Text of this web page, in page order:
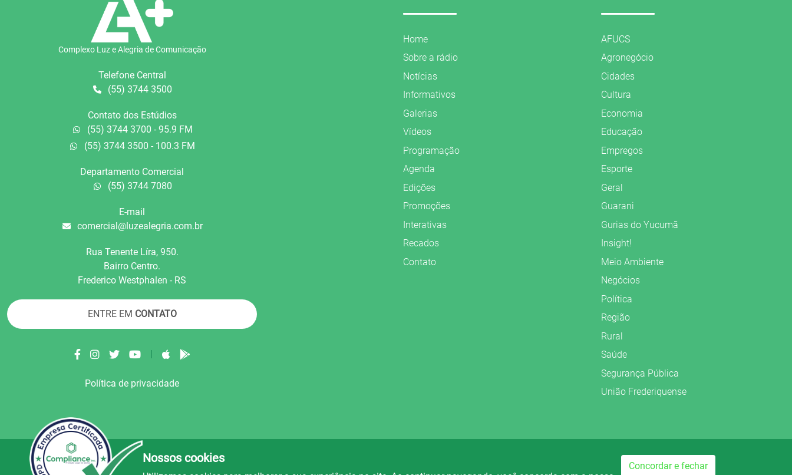
Complexo Luz e Alegria de Comunicação
Telefone Central
(55) 3744 3500
Contato dos Estúdios
(55) 3744 3700 - 95.9 FM
(55) 3744 3500 - 100.3 FM
Departamento Comercial
(55) 3744 7080
E-mail
comercial@luzealegria.com.br
Rua Tenente Líra, 950.
Bairro Centro.
Frederico Westphalen - RS
ENTRE EM CONTATO
|
Política de privacidade
Home
Sobre a rádio
Notícias
Informativos
Galerias
Vídeos
Programação
Agenda
Edições
Promoções
Interativas
Recados
Contato
AFUCS
Agronegócio
Cidades
Cultura
Economia
Educação
Empregos
Esporte
Geral
Guarani
Gurias do Yucumã
Insight!
Meio Ambiente
Negócios
Política
Região
Rural
Saúde
Segurança Pública
União Frederiquense
© Copyright 2022.LA+.Todos os direitos reservados. Preparado no
Nossos cookies
Concordar e fechar